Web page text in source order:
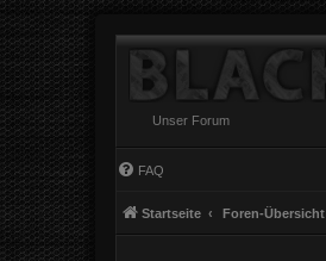
Unser Forum
FAQ
Startseite Foren-Übersicht